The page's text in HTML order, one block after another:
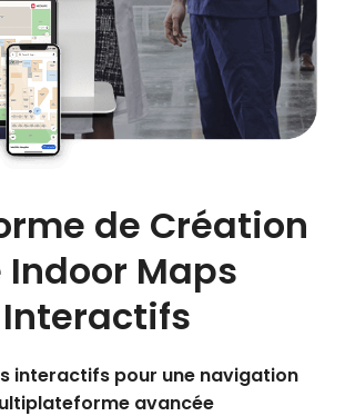
de Création
Indoor Maps
Interactifs
interactifs pour une navigation
avancée